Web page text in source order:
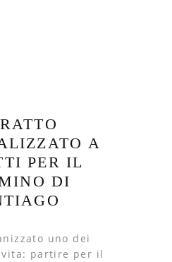
A
PER IL
DI
uno dei
vita: partire per il